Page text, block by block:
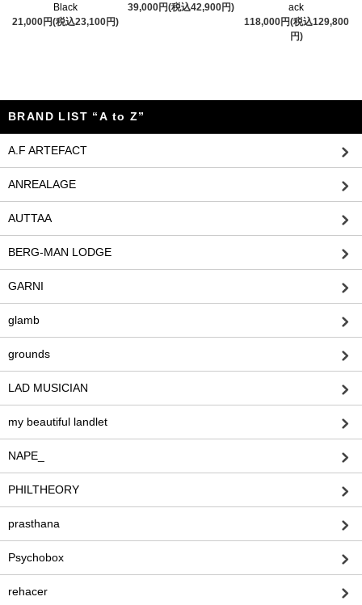
Black
21,000円(税込23,100円)
39,000円(税込42,900円)
ack
118,000円(税込129,800
円)
BRAND LIST “A to Z”
A.F ARTEFACT
ANREALAGE
AUTTAA
BERG-MAN LODGE
GARNI
glamb
grounds
LAD MUSICIAN
my beautiful landlet
NAPE_
PHILTHEORY
prasthana
Psychobox
rehacer